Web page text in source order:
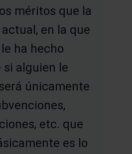
méritos que la
en la que
ha hecho
si alguien le
únicamente
etc. que
es lo